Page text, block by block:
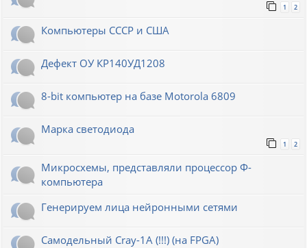
1 2
Компьютеры СССР и США
Дефект ОУ КР140УД1208
8-bit компьютер на базе Motorola 6809
Марка светодиода
1 2
Микросхемы, представляли процессор Ф-
компьютера
Генерируем лица нейронными сетями
Cамодельный Cray-1A (!!!) (на FPGA)